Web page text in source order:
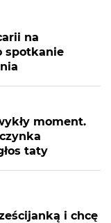
na
spotkanie
moment.
taty
i chcę